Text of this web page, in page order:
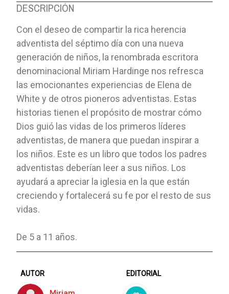
DESCRIPCIÓN
Con el deseo de compartir la rica herencia
adventista del séptimo día con una nueva
generación de niños, la renombrada escritora
denominacional Miriam Hardinge nos refresca
las emocionantes experiencias de Elena de
White y de otros pioneros adventistas. Estas
historias tienen el propósito de mostrar cómo
Dios guió las vidas de los primeros líderes
adventistas, de manera que puedan inspirar a
los niños. Este es un libro que todos los padres
adventistas deberían leer a sus niños. Los
ayudará a apreciar la iglesia en la que están
creciendo y fortalecerá su fe por el resto de sus
vidas.
De 5 a 11 años.
AUTOR EDITORIAL